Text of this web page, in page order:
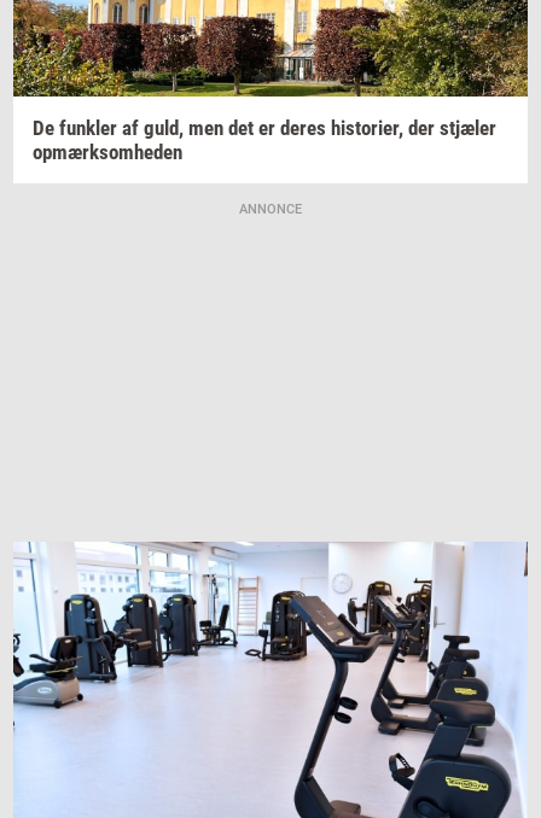
De funk­ler af guld, men det er deres hi­sto­ri­er, der stjæ­ler
op­mærk­som­he­den
ANNONCE